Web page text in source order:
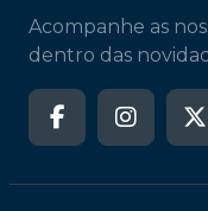
Acompanhe as
dentro das